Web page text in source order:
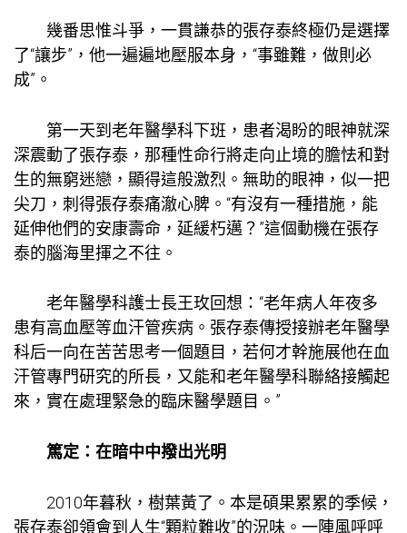
幾番思惟斗爭，一貫謙恭的張存泰終極仍是選擇
了“讓步”，他一遍遍地壓服本身，“事雖難，做則必
成”。
第一天到老年醫學科下班，患者渴盼的眼神就深
深震動了張存泰，那種性命行將走向止境的膽怯和對
生的無窮迷戀，顯得這般激烈。無助的眼神，似一把
尖刀，刺得張存泰痛澈心脾。“有沒有一種措施，能
延伸他們的安康壽命，延緩朽邁？”這個動機在張存
泰的腦海里揮之不往。
老年醫學科護士長王玫回想：“老年病人年夜多
患有高血壓等血汗管疾病。張存泰傳授接辦老年醫學
科后一向在苦苦思考一個題目，若何才幹施展他在血
汗管專門研究的所長，又能和老年醫學科聯絡接觸起
來，實在處理緊急的臨床醫學題目。”
篤定：在暗中中撥出光明
2010年暮秋，樹葉黃了。本是碩果累累的季候，
張存泰卻領會到人生“顆粒難收”的況味。一陣風呼呼